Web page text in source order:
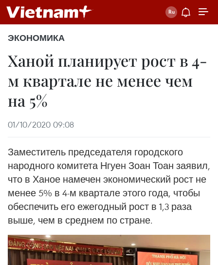
ЭКОНОМИКА
Ханой планирует рост в 4-
м квартале не менее чем
на 5%
01/10/2020 09:08
Заместитель председателя городского
народного комитета Нгуен Зоан Тоан заявил,
что в Ханое намечен экономический рост не
менее 5% в 4-м квартале этого года, чтобы
обеспечить его ежегодный рост в 1,3 раза
выше, чем в среднем по стране.